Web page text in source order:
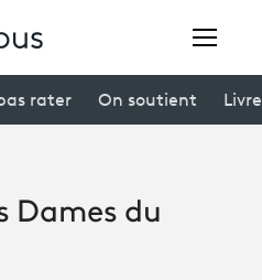
rater On soutient
Dames du